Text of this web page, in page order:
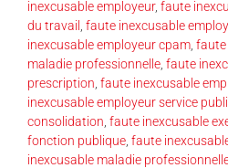
inexcusable employeur, faute
du travail faute inexcusable
inexcusable employeur cpam faute
maladie professionnelle faute
prescription faute inexcusable
inexcusable employeur service
consolidation faute inexcusable
fonction publique faute
inexcusable maladie